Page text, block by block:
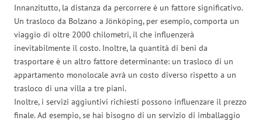
Innanzitutto, la distanza da percorrere è un fattore significativo.
Un trasloco da Bolzano a Jönköping, per esempio, comporta un
viaggio di oltre 2000 chilometri, il che influenzerà
inevitabilmente il costo. Inoltre, la quantità di beni da
trasportare è un altro fattore determinante: un trasloco di un
appartamento monolocale avrà un costo diverso rispetto a un
trasloco di una villa a tre piani.
Inoltre, i servizi aggiuntivi richiesti possono influenzare il prezzo
finale. Ad esempio, se hai bisogno di un servizio di imballaggio